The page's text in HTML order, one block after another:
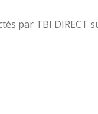
par TBI DIRECT